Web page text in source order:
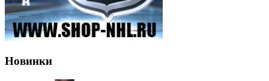
Новинки